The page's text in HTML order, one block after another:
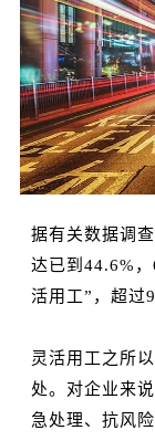
据有关数据调
达已到44.6%
活用工”，超过
灵活用工之所
处。对企业来
急处理、抗风